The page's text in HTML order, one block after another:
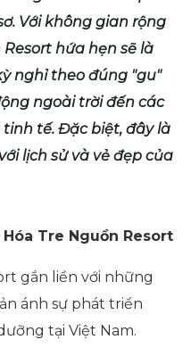
Với không gian rộng
hứa hẹn sẽ là
nghỉ theo đúng "gu"
ngoài trời đến các
tế. Đặc biệt, đây là
lịch sử và vẻ đẹp của
Tre Nguồn Resort
gắn liền với những
ánh sự phát triển
tại Việt Nam.